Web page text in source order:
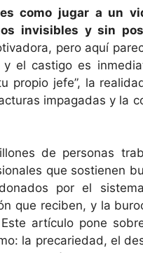
como jugar a un
invisibles y sin
pero aquí
el castigo es
propio jefe”, la
impagadas y la
de personas
que sostienen
por el
que reciben, y la
artículo pone
la precariedad, el